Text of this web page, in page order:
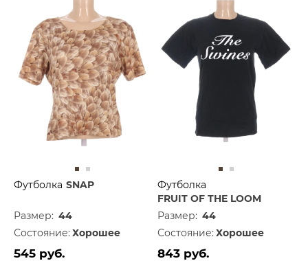
Футболка SNAP
Размер: 44
Состояние: Хорошее
545 руб.
Футболка
FRUIT OF THE LOOM
Размер: 44
Состояние: Хорошее
843 руб.